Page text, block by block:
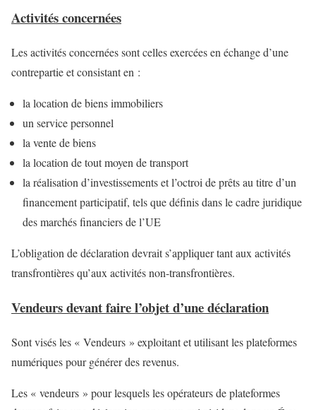
Activités concernées
Les activités concernées sont celles exercées en échange d’une
contrepartie et consistant en :
la location de biens immobiliers
un service personnel
la vente de biens
la location de tout moyen de transport
la réalisation d’investissements et l’octroi de prêts au titre d’un
financement participatif, tels que définis dans le cadre juridique
des marchés financiers de l’UE
L’obligation de déclaration devrait s’appliquer tant aux activités
transfrontières qu’aux activités non-transfrontières.
Vendeurs devant faire l’objet d’une déclaration
Sont visés les « Vendeurs » exploitant et utilisant les plateformes
numériques pour générer des revenus.
Les « vendeurs » pour lesquels les opérateurs de plateformes